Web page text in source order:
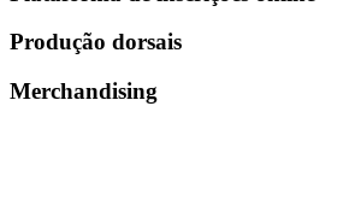
Produção dorsais
Merchandising